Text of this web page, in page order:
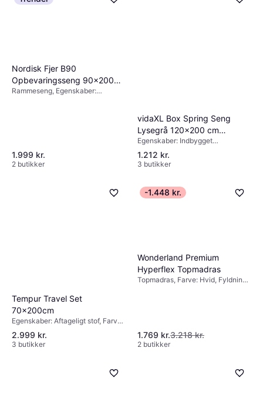
Nordisk Fjer B90
Opbevaringsseng 90x200
cm Rammeseng
Rammeseng, Egenskaber:
1.999 kr.
2 butikker
vidaXL Box Spring Seng
Lysegrå 120x200 cm
Corduroy Stof Sengeramme
Egenskaber: Indbygget
opbevaring, Farve: Grå, Materiale:
Træ, Stof
1.212 kr.
3 butikker
Tempur Travel Set
70x200cm
Egenskaber: Aftageligt stof, Farve:
Grå, Madrastykkelse: 3.5cm
2.999 kr.
3 butikker
-1.448 kr.
Wonderland Premium
Hyperflex Topmadras
Topmadras, Farve: Hvid, Fyldning:
1.769 kr.3.218 kr.
2 butikker